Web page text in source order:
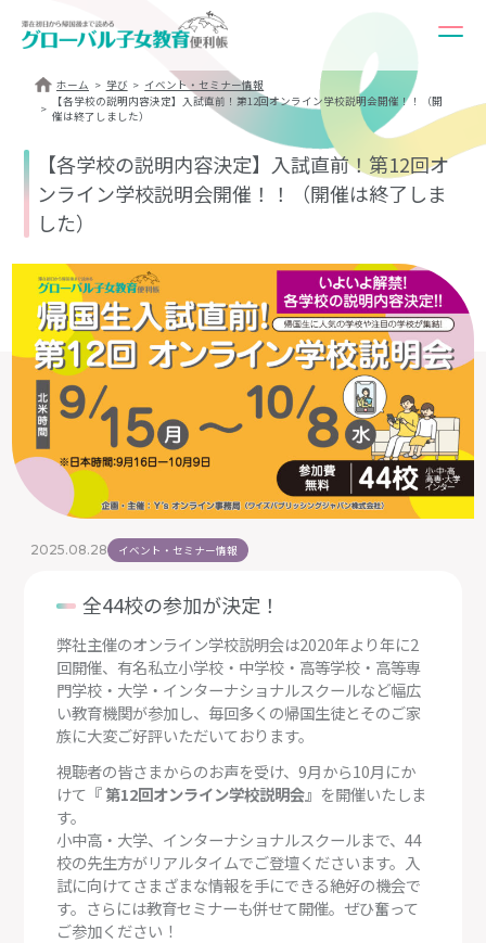
ホーム 学び
イベント・セミナー情報
【各学校の説明内容決定】入試直前！第12回オンライン学校説明会開催！！（開
催は終了しました）
【各学校の説明内容決定】入試直前！第12回オ
ンライン学校説明会開催！！（開催は終了しま
した）
2025.08.28 イベント・セミナー情報
全44校の参加が決定！
弊社主催のオンライン学校説明会は2020年より年に2
回開催、有名私立小学校・中学校・高等学校・高等専
門学校・大学・インターナショナルスクールなど幅広
い教育機関が参加し、毎回多くの帰国生徒とそのご家
族に大変ご好評いただいております。
視聴者の皆さまからのお声を受け、9月から10月にか
けて 『 第12回オンライン学校説明会』 を開催いたしま
す。
小中高・大学、インターナショナルスクールまで、44
校の先生方がリアルタイムでご登壇くださいます。入
試に向けてさまざまな情報を手にできる絶好の機会で
す。さらには教育セミナーも併せて開催。ぜひ奮って
ご参加ください！